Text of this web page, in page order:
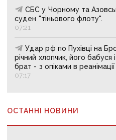
СБС у Чорному та
суден "тіньового флоту".
07:21
Удар рф по Пухівці на
річний хлопчик, його бабуся
брат - з опіками в реанімації
07:17
ОСТАННІ НОВИНИ